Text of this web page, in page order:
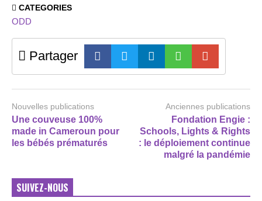
CATEGORIES
ODD
Partager
Nouvelles publications
Une couveuse 100%
made in Cameroun pour
les bébés prématurés
Anciennes publications
Fondation Engie :
Schools, Lights & Rights
: le déploiement continue
malgré la pandémie
SUIVEZ-NOUS